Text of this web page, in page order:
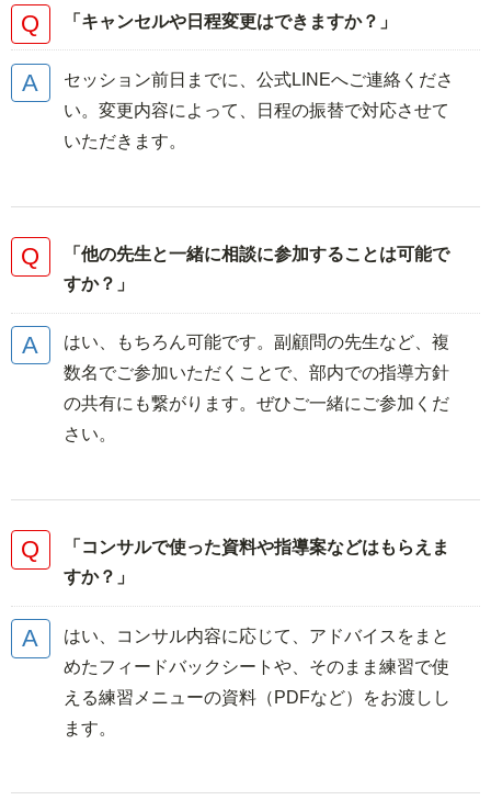
「キャンセルや日程変更はできますか？」
セッション前日までに、公式LINEへご連絡くださ
い。変更内容によって、日程の振替で対応させて
いただきます。
「他の先生と一緒に相談に参加することは可能で
すか？」
はい、もちろん可能です。副顧問の先生など、複
数名でご参加いただくことで、部内での指導方針
の共有にも繋がります。ぜひご一緒にご参加くだ
さい。
「コンサルで使った資料や指導案などはもらえま
すか？」
はい、コンサル内容に応じて、アドバイスをまと
めたフィードバックシートや、そのまま練習で使
える練習メニューの資料（PDFなど）をお渡しし
ます。